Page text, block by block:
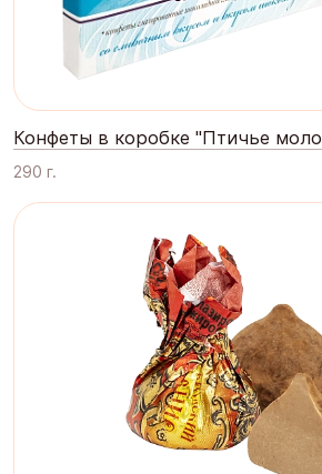
Конфеты в коробке "Птичье
290 г.